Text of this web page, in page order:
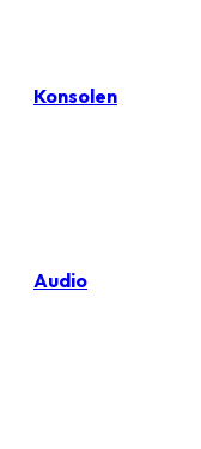
Konsolen
Audio